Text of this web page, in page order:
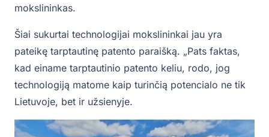
mokslininkas.
Šiai sukurtai technologijai mokslininkai jau yra
pateikę tarptautinę patento paraišką. „Pats faktas,
kad einame tarptautinio patento keliu, rodo, jog
technologiją matome kaip turinčią potencialo ne tik
Lietuvoje, bet ir užsienyje.